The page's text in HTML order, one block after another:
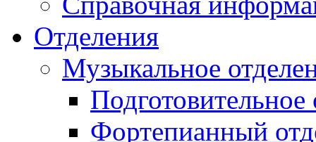
Отделения
Музыкальное
Подготовительное
Фортепианный